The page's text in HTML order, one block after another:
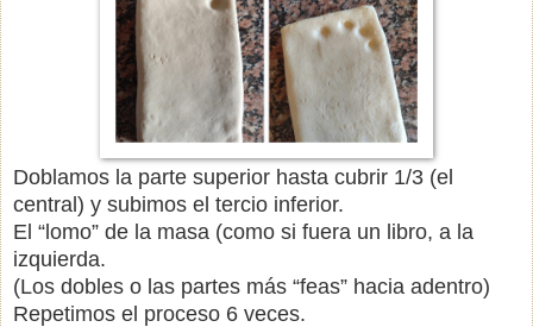
Doblamos la parte superior hasta cubrir 1/3 (el
central) y subimos el tercio inferior.
El “lomo” de la masa (como si fuera un libro, a la
izquierda.
(Los dobles o las partes más “feas” hacia adentro)
Repetimos el proceso 6 veces.